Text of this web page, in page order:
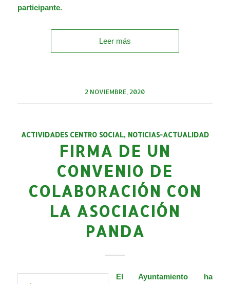
participante.
Leer más
2 NOVIEMBRE, 2020
ACTIVIDADES CENTRO SOCIAL, NOTICIAS-ACTUALIDAD
FIRMA DE UN
CONVENIO DE
COLABORACIÓN CON
LA ASOCIACIÓN
PANDA
El Ayuntamiento ha